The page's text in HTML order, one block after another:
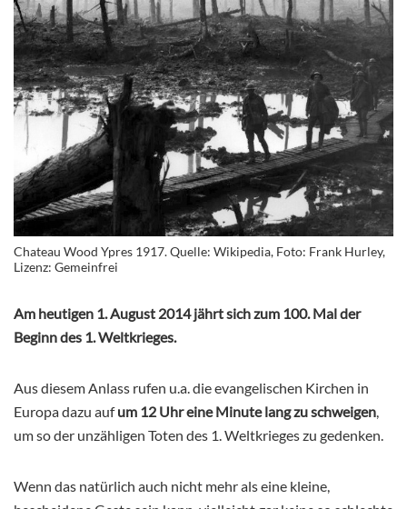
Chateau Wood Ypres 1917. Quelle: Wikipedia, Foto: Frank Hurley,
Lizenz: Gemeinfrei
Am heutigen 1. August 2014 jährt sich zum 100. Mal der
Beginn des 1. Weltkrieges.
Aus diesem Anlass rufen u.a. die evangelischen Kirchen in
Europa dazu aufum 12 Uhr eine Minute lang zu schweigen
um so der unzähligen Toten des 1. Weltkrieges zu gedenken.
Wenn das natürlich auch nicht mehr als eine kleine,